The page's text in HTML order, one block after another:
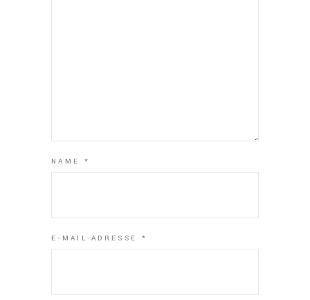
NAME *
E-MAIL-ADRESSE *